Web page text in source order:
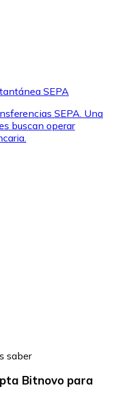
SEPA
SEPA. Una
buscan operar
saber
Bitnovo para